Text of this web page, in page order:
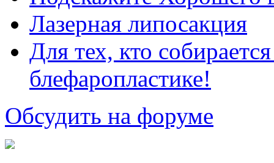
Лазерная липосакция
Для тех, кто
блефаропластике!
Обсудить на форуме